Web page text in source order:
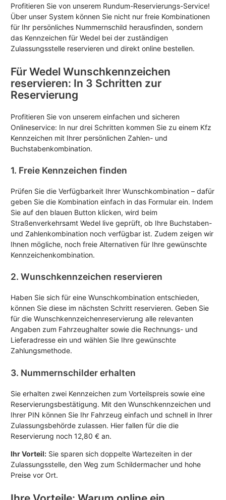
Profitieren Sie von unserem Rundum-Reservierungs-Service!
Über unser System können Sie nicht nur freie Kombinationen
für Ihr persönliches Nummernschild herausfinden, sondern
das Kennzeichen für Wedel bei der zuständigen
Zulassungsstelle reservieren und direkt online bestellen.
Für Wedel Wunschkennzeichen
reservieren: In 3 Schritten zur
Reservierung
Profitieren Sie von unserem einfachen und sicheren
Onlineservice: In nur drei Schritten kommen Sie zu einem Kfz
Kennzeichen mit Ihrer persönlichen Zahlen- und
Buchstabenkombination.
1. Freie Kennzeichen finden
Prüfen Sie die Verfügbarkeit Ihrer Wunschkombination – dafür
geben Sie die Kombination einfach in das Formular ein. Indem
Sie auf den blauen Button klicken, wird beim
Straßenverkehrsamt Wedel live geprüft, ob Ihre Buchstaben-
und Zahlenkombination noch verfügbar ist. Zudem zeigen wir
Ihnen mögliche, noch freie Alternativen für Ihre gewünschte
Kennzeichenkombination.
2. Wunschkennzeichen reservieren
Haben Sie sich für eine Wunschkombination entschieden,
können Sie diese im nächsten Schritt reservieren. Geben Sie
für die Wunschkennzeichenreservierung alle relevanten
Angaben zum Fahrzeughalter sowie die Rechnungs- und
Lieferadresse ein und wählen Sie Ihre gewünschte
Zahlungsmethode.
3. Nummernschilder erhalten
Sie erhalten zwei Kennzeichen zum Vorteilspreis sowie eine
Reservierungsbestätigung. Mit den Wunschkennzeichen und
Ihrer PIN können Sie Ihr Fahrzeug einfach und schnell in Ihrer
Zulassungsbehörde zulassen. Hier fallen für die die
Reservierung noch 12,80 € an.
Ihr Vorteil: Sie sparen sich doppelte Wartezeiten in der
Zulassungsstelle, den Weg zum Schildermacher und hohe
Preise vor Ort.